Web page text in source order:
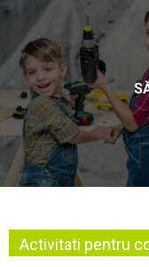
Activitati pentru